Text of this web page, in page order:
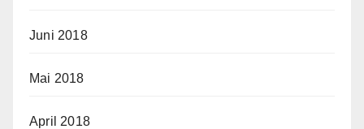
Juni 2018
Mai 2018
April 2018